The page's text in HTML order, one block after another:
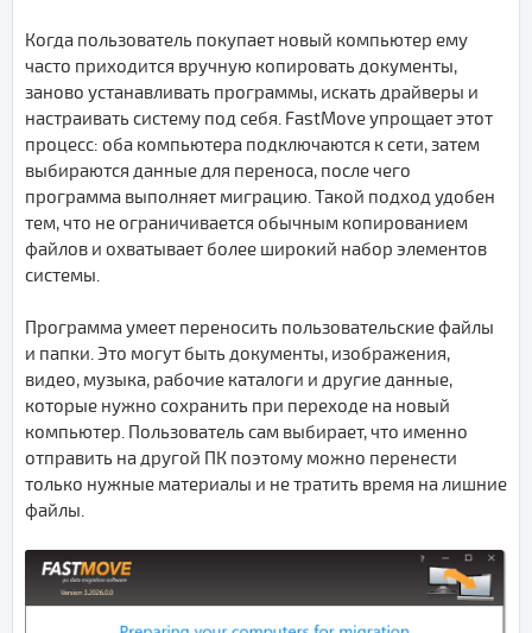
Когда пользователь покупает новый компьютер ему
часто приходится вручную копировать документы,
заново устанавливать программы, искать драйверы и
настраивать систему под себя. FastMove упрощает этот
процесс: оба компьютера подключаются к сети, затем
выбираются данные для переноса, после чего
программа выполняет миграцию. Такой подход удобен
тем, что не ограничивается обычным копированием
файлов и охватывает более широкий набор элементов
системы.
Программа умеет переносить пользовательские файлы
и папки. Это могут быть документы, изображения,
видео, музыка, рабочие каталоги и другие данные,
которые нужно сохранить при переходе на новый
компьютер. Пользователь сам выбирает, что именно
отправить на другой ПК поэтому можно перенести
только нужные материалы и не тратить время на лишние
файлы.